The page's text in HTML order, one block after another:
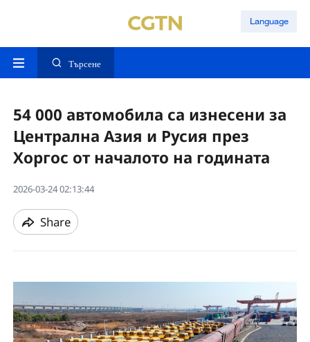
Language
Търсене
54 000 автомобила са изнесени за
Централна Азия и Русия през
Хоргос от началото на годината
2026-03-24 02:13:44
Share